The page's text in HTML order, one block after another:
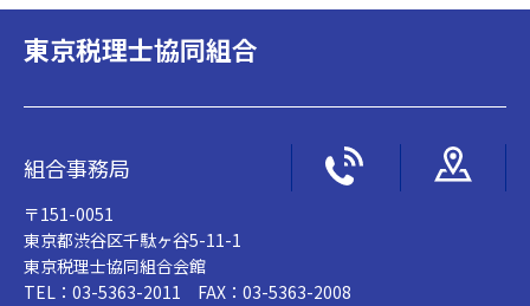
東京税理士協同組合
組合事務局
〒151-0051
東京都渋谷区千駄ヶ谷5-11-1
東京税理士協同組合会館
TEL：03-5363-2011 FAX：03-5363-2008